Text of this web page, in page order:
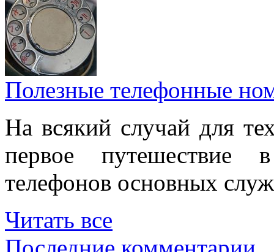
Полезные телефонные
На всякий случай для
первое путешествие
телефонов основных
Читать все